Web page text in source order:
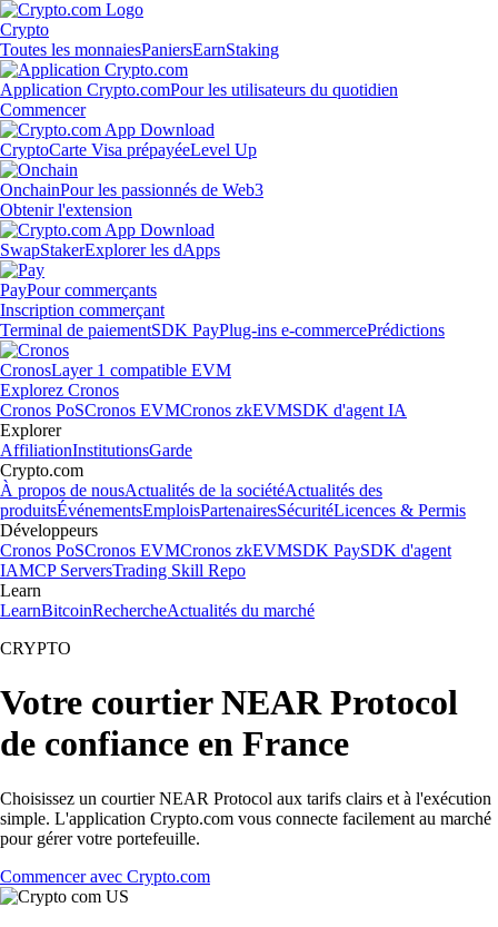
Crypto
Toutes les monnaiesPaniersEarnStaking
Application Crypto.comPour les utilisateurs du quotidien
Commencer
CryptoCarte Visa prépayéeLevel Up
OnchainPour les passionnés de Web3
Obtenir l'extension
SwapStakerExplorer les dApps
PayPour commerçants
Inscription commerçant
Terminal de paiementSDK PayPlug-ins e-commercePrédictions
CronosLayer 1 compatible EVM
Explorez Cronos
Cronos PoSCronos EVMCronos zkEVMSDK d'agent IA
Explorer
AffiliationInstitutionsGarde
Crypto.com
À propos de nousActualités de la sociétéActualités des
produitsÉvénementsEmploisPartenairesSécuritéLicences & Permis
Développeurs
Cronos PoSCronos EVMCronos zkEVMSDK PaySDK d'agent
IAMCP ServersTrading Skill Repo
Learn
LearnBitcoinRechercheActualités du marché
CRYPTO
Votre courtier NEAR Protocol
de confiance en France
Choisissez un courtier NEAR Protocol aux tarifs clairs et à l'exécution
simple. L'application Crypto.com vous connecte facilement au marché
pour gérer votre portefeuille.
Commencer avec Crypto.com